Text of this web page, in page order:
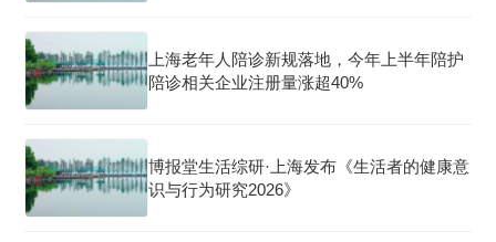
上海老年人陪诊新规落地，今年上半年陪护
陪诊相关企业注册量涨超40%
博报堂生活综研·上海发布《生活者的健康意
识与行为研究2026》